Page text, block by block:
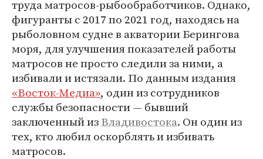
труда матросов-рыбообработчиков. Однако,
фигуранты с 2017 по 2021 год, находясь на
рыболовном судне в акватории Берингова
моря, для улучшения показателей работы
матросов не просто следили за ними, а
избивали и истязали. По данным издания
«Восток-Медиа», один из сотрудников
службы безопасности — бывший
заключенный изВладивостока. Он один из
тех, кто любил оскорблять и избивать
матросов.